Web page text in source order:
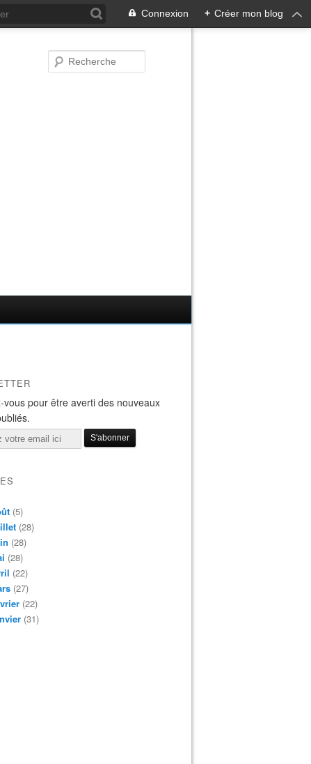
Connexion + Créer mon blog
vous pour être averti des nouveaux
(5)
(28)
(28)
(28)
(22)
(27)
(22)
(31)